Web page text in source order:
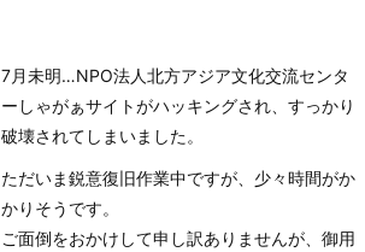
7月未明…NPO法人北方アジア文化交流センタ
ーしゃがぁサイトがハッキングされ、すっかり
破壊されてしまいました。
ただいま鋭意復旧作業中ですが、少々時間がか
かりそうです。
ご面倒をおかけして申し訳ありませんが、御用